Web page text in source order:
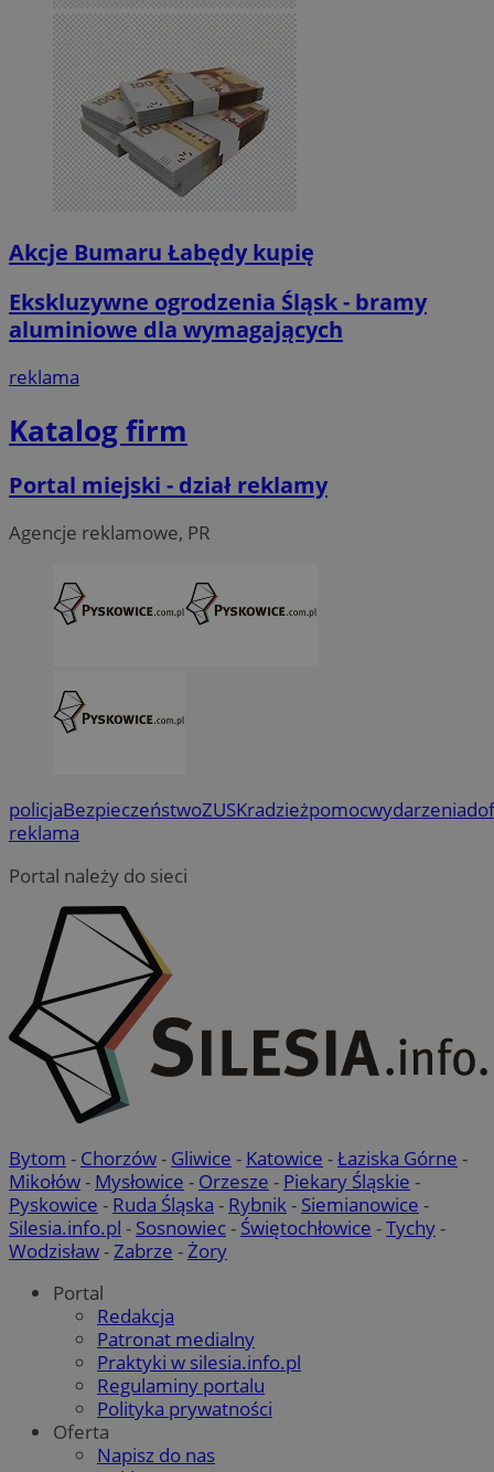
Akcje Bumaru Łabędy kupię
Ekskluzywne ogrodzenia Śląsk - bramy
aluminiowe dla wymagających
reklama
Katalog firm
Portal miejski - dział reklamy
Agencje reklamowe, PR
policjaBezpieczeństwoZUSKradzieżpomocwydarzenia
reklama
Portal należy do sieci
Bytom - Chorzów- Gliwice - Katowice -Łaziska Górne -
Mikołów- Mysłowice - Orzesze - Piekary Śląskie -
Pyskowice - Ruda Śląska - Rybnik- Siemianowice -
Silesia.info.pl - Sosnowiec- Świętochłowice -Tychy-
Wodzisław-Zabrze -Żory
Portal
Redakcja
Patronat medialny
Praktyki w silesia.info.pl
Regulaminy portalu
Polityka prywatności
Oferta
Napisz do nas